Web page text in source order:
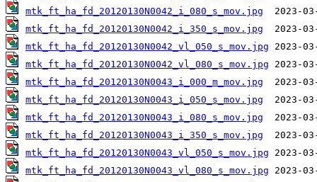
mtk_ft_ha_fd_20120130N0042_i_080_s_mov.jpg
mtk_ft_ha_fd_20120130N0042_i_350_s_mov.jpg
mtk_ft_ha_fd_20120130N0042_vl_050_s_mov.jpg
mtk_ft_ha_fd_20120130N0042_vl_080_s_mov.jpg
mtk_ft_ha_fd_20120130N0043_i_000_m_mov.jpg
mtk_ft_ha_fd_20120130N0043_i_050_s_mov.jpg
mtk_ft_ha_fd_20120130N0043_i_080_s_mov.jpg
mtk_ft_ha_fd_20120130N0043_i_350_s_mov.jpg
mtk_ft_ha_fd_20120130N0043_vl_050_s_mov.jpg
mtk_ft_ha_fd_20120130N0043_vl_080_s_mov.jpg